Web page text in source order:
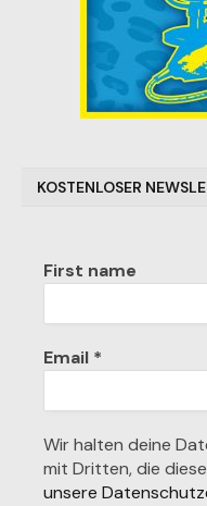
KOSTENLOSER
First name
Email *
Wir halten deine
mit Dritten, die
unsere